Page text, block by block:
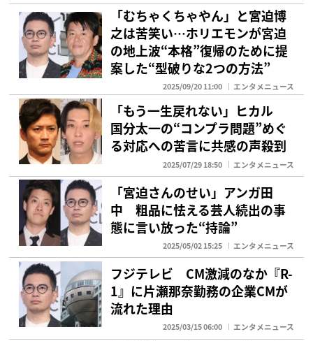
「むちゃくちゃやん」と宮迫博
之は苦笑い…ホリエモンが宮迫
の地上波“本格”復帰のために提
案した“型破りな2つの方法”
2025/09/20 11:00 エンタメニュース
「もう一生戻れない」ヒカル
国分太一の“コンプラ問題”めぐ
る対応への苦言に共感の声殺到
2025/07/29 18:50 エンタメニュース
「宮迫さんのせい」アンガ田
中 粗品に怯える芸人続出の事
態に言い放った“持論”
2025/05/02 15:25 エンタメニュース
フジテレビ CM激減のなか『R-
1』に片瀬那奈勤務の企業CMが
流れた理由
2025/03/15 06:00 エンタメニュース